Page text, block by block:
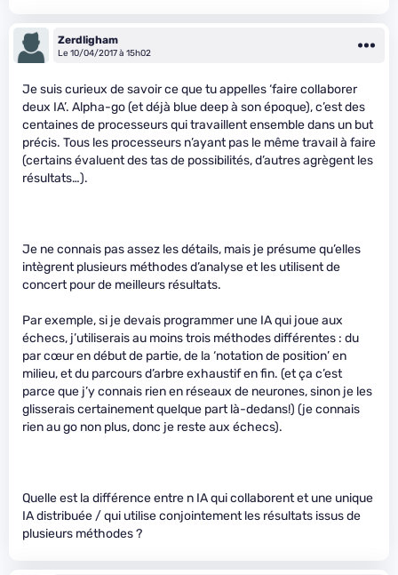
Zerdligham
Le 10/04/2017 à 15h02
Je suis curieux de savoir ce que tu appelles ‘faire collaborer
deux IA’. Alpha-go (et déjà blue deep à son époque), c’est des
centaines de processeurs qui travaillent ensemble dans un but
précis. Tous les processeurs n’ayant pas le même travail à faire
(certains évaluent des tas de possibilités, d’autres agrègent les
résultats…).
Je ne connais pas assez les détails, mais je présume qu’elles
intègrent plusieurs méthodes d’analyse et les utilisent de
concert pour de meilleurs résultats.
Par exemple, si je devais programmer une IA qui joue aux
échecs, j’utiliserais au moins trois méthodes différentes : du
par cœur en début de partie, de la ‘notation de position’ en
milieu, et du parcours d’arbre exhaustif en fin. (et ça c’est
parce que j’y connais rien en réseaux de neurones, sinon je les
glisserais certainement quelque part là-dedans!) (je connais
rien au go non plus, donc je reste aux échecs).
Quelle est la différence entre n IA qui collaborent et une unique
IA distribuée / qui utilise conjointement les résultats issus de
plusieurs méthodes ?